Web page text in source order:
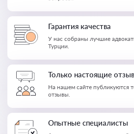
Гарантия качества
У нас собраны лучшие
Турции.
Только настоящие
На нашем сайте публикуются
отзывы.
Опытные специалисты